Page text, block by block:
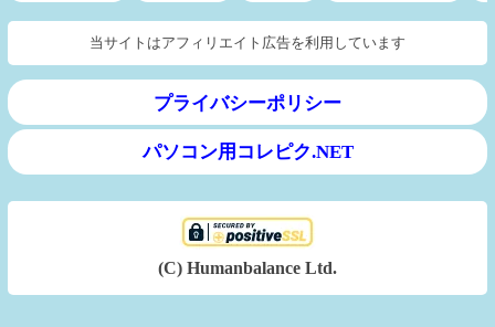
当サイトはアフィリエイト広告を利用しています
プライバシーポリシー
パソコン用コレピク.NET
(C) Humanbalance Ltd.